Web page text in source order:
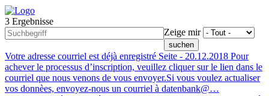
Footer
menu
3 Ergebnisse
Zeige mir
Votre adresse courriel est déjà enregistré Seite - 20.12.2018 Pour
achever le processus d’inscription, veuillez cliquer sur le lien dans le
courriel que nous venons de vous envoyer.Si vous voulez actualiser
vos donnèes, envoyez-nous un courriel à datenbank@…